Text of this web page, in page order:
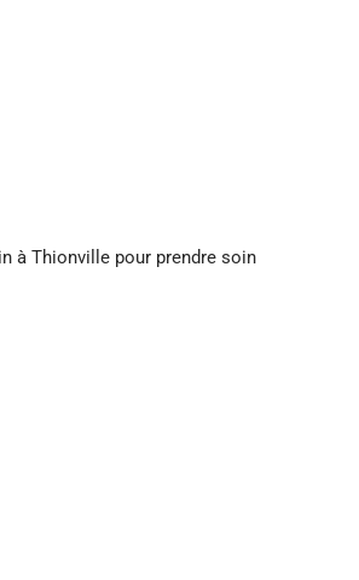
à Thionville pour prendre soin